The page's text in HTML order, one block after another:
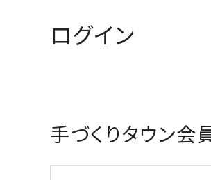
ログイン
手づくりタウン会